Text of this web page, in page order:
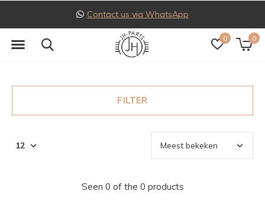
0 0
Contact us via WhatsApp
FILTER
Seen 0 of the 0 products